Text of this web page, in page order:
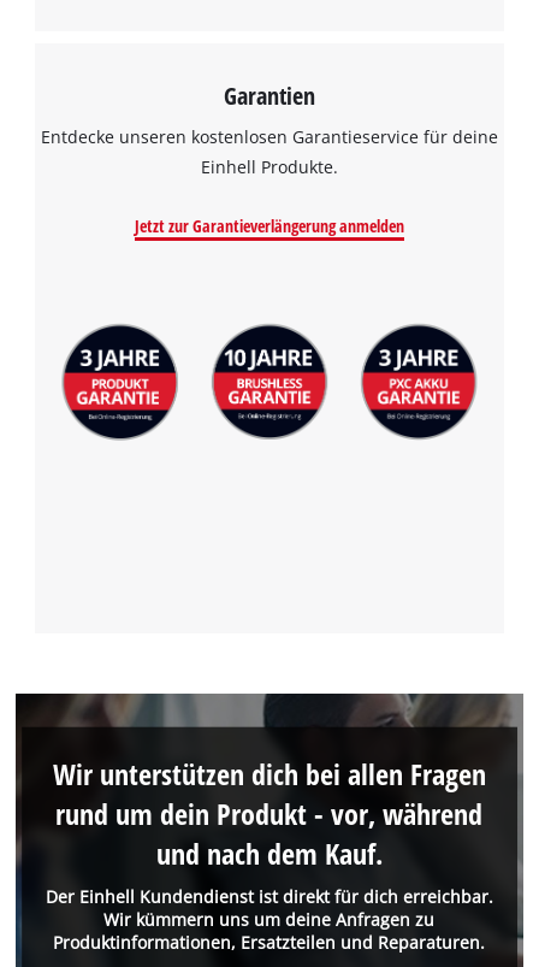
Garantien
Entdecke unseren kostenlosen Garantieservice für deine
Einhell Produkte.
Jetzt zur Garantieverlängerung anmelden
Der Einhell Kundendienst ist direkt für dich erreichbar.
Wir kümmern uns um deine Anfragen zu
Produktinformationen, Ersatzteilen und Reparaturen.
Wir unterstützen dich bei allen Fragen
rund um dein Produkt - vor, während
und nach dem Kauf.